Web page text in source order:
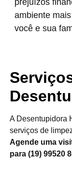
ambiente
você e sua
A Desentupidora
serviços de
Agende uma
para (19) 99520